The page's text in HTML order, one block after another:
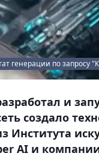
генерации по запросу
и
создало
Института
AI и